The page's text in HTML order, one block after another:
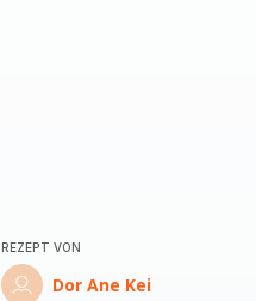
REZEPT VON
Dor Ane Kei